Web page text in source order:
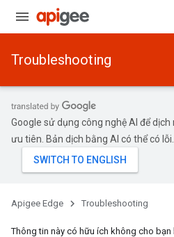
Troubleshooting
Google sử dụng công nghệ AI để
ưu tiên. Bản dịch bằng AI có thể có lỗi.
Apigee Edge Troubleshooting
Thông tin này có hữu ích không cho bạn